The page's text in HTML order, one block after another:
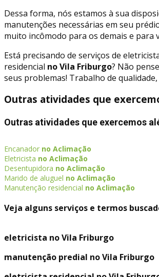
Dessa forma, nós estamos à sua
manutenções necessárias em seu
muito incômodo para os demais e para
Está precisando de serviços de
residencial no Vila Friburgo? Não
seus problemas! Trabalho de
Outras atividades que
Outras atividades que exercemos
Encanador no Aclimação
Eletricista no Aclimação
Desentupidora no Aclimação
Marido de aluguel no Aclimação
Manutenção residencial no Aclimação
Veja alguns serviços e termos
eletricista no Vila Friburgo
manutenção predial no Vila Friburgo